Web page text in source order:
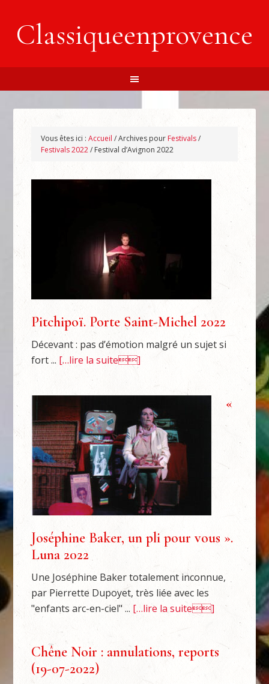
Classiqueenprovence
Vous êtes ici :Accueil /Archives pour Festivals/
Festivals 2022/ Festival d’Avignon 2022
Pitchipoï. Porte Saint-Michel 2022
Décevant : pas d’émotion malgré un sujet si
fort ... […lire la suite]
«
Joséphine Baker, un pli pour vous ».
Luna 2022
Une Joséphine Baker totalement inconnue,
par Pierrette Dupoyet, très liée avec les
"enfants arc-en-ciel" ... […lire la suite]
Chêne Noir : annulations, reports
(19-07-2022)